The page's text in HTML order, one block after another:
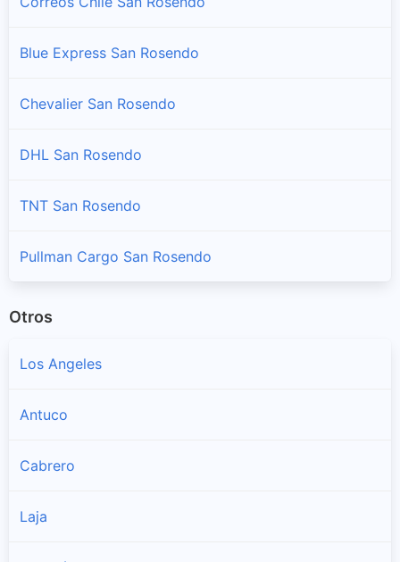
Blue Express San Rosendo
Chevalier San Rosendo
DHL San Rosendo
TNT San Rosendo
Pullman Cargo San Rosendo
Otros
Los Angeles
Antuco
Cabrero
Laja